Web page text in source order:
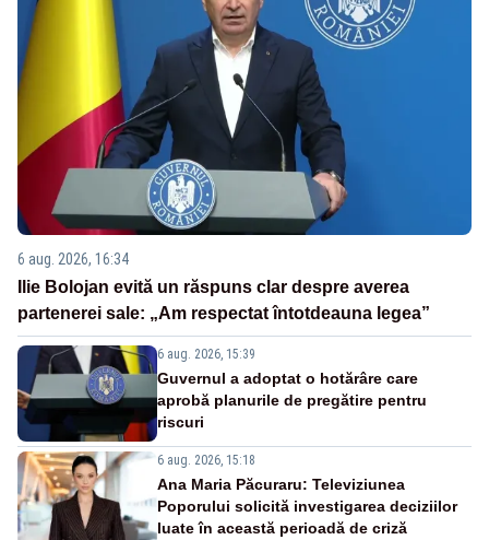
6 aug. 2026, 16:34
Ilie Bolojan evită un răspuns clar despre averea
partenerei sale: „Am respectat întotdeauna legea”
6 aug. 2026, 15:39
Guvernul a adoptat o hotărâre care
aprobă planurile de pregătire pentru
riscuri
6 aug. 2026, 15:18
Ana Maria Păcuraru: Televiziunea
Poporului solicită investigarea deciziilor
luate în această perioadă de criză